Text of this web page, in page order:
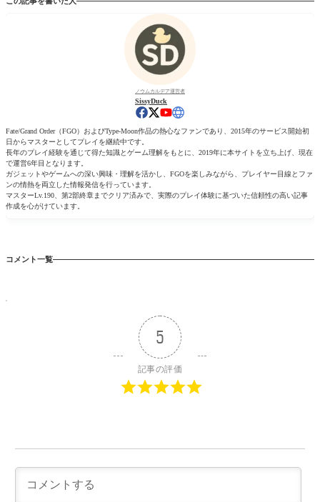
ノウムカルデア運営者
SissyDuck
Fate/Grand Order（FGO）およびType-Moon作品の熱心なファンであり、2015年のサービス開始初
日からマスターとしてプレイを継続中です。
長年のプレイ経験を通じて得た知識とゲーム理解をもとに、2019年に本サイトを立ち上げ、現在
で運営6年目となります。
ガジェットやゲームへの深い興味・理解を活かし、FGOを楽しみながら、プレイヤー目線とファ
ンの情熱を両立した情報発信を行っています。
マスターLv.190、第2部終章までクリア済みで、実際のプレイ体験に基づいた信頼性の高い記事
作成を心がけています。
コメント一覧
5
記事の評価